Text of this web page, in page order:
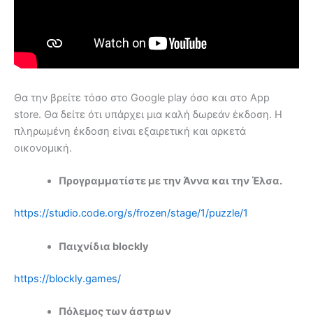
Θα την βρείτε τόσο στο Google play όσο και στο App
store. Θα δείτε ότι υπάρχει μια καλή δωρεάν έκδοση. Η
πληρωμένη έκδοση είναι εξαιρετική και αρκετά
οικονομική.
Προγραμματίστε με την Άννα και την Έλσα.
https://studio.code.org/s/frozen/stage/1/puzzle/1
Παιχνίδια blockly
https://blockly.games/
Πόλεμος των άστρων